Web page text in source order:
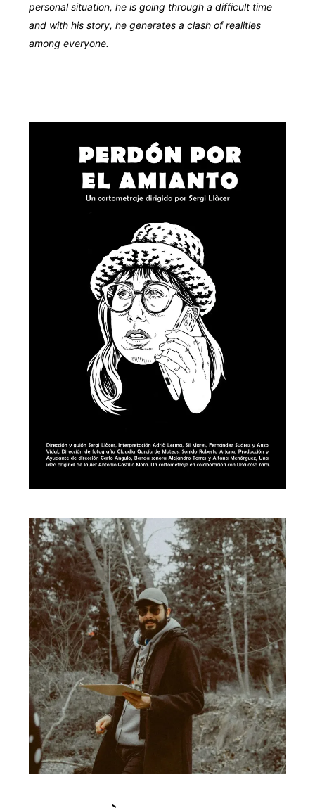
personal situation, he is going through a difficult time
and with his story, he generates a clash of realities
among everyone.